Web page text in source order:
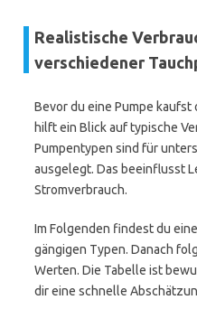
Realistische
verschiedener
Bevor du eine Pumpe
hilft ein Blick auf typische
Pumpentypen sind für
ausgelegt. Das beeinflusst
Stromverbrauch.
Im Folgenden findest du
gängigen Typen. Danach
Werten. Die Tabelle ist
dir eine schnelle